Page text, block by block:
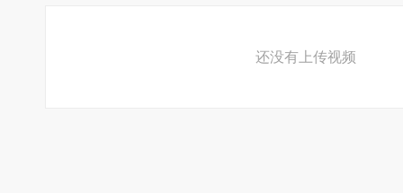
还没有上传视频